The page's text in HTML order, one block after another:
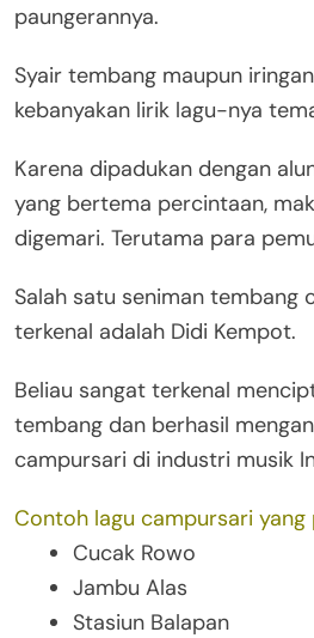
paungerannya.
Syair tembang maupun
kebanyakan lirik lagu-nya
Karena dipadukan dengan
yang bertema percintaan,
digemari. Terutama para
Salah satu seniman tembang
terkenal adalah Didi Kempot.
Beliau sangat terkenal
tembang dan berhasil
campursari di industri musik
Contoh lagu campursari yang
Cucak Rowo
Jambu Alas
Stasiun Balapan